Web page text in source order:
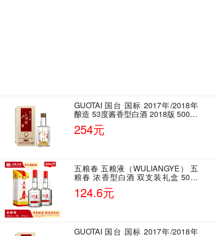
GUOTAI 国台 国标 2017年/2018年
酿造 53度酱香型白酒 2018版 500ml
单瓶装
254元
五粮春 五粮液（WULIANGYE） 五
粮春 浓香型白酒 双支装礼盒 50度
500ml*2瓶 含酒具
124.6元
GUOTAI 国台 国标 2017年/2018年